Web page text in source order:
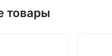
товары